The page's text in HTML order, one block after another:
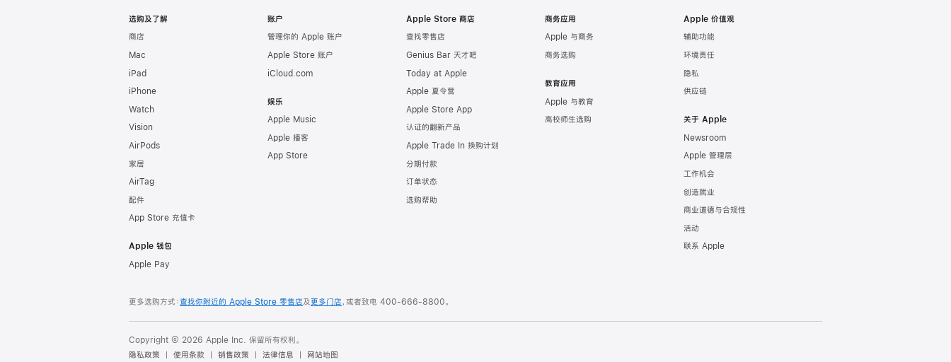
选购及了解
商店
Mac
iPad
iPhone
Watch
Vision
AirPods
家居
AirTag
配件
App Store 充值卡
Apple 钱包
Apple Pay
账户
管理你的 Apple 账户
Apple Store 账户
iCloud.com
娱乐
Apple Music
Apple 播客
App Store
Apple Store 商店
查找零售店
Genius Bar 天才吧
Today at Apple
Apple 夏令营
Apple Store App
认证的翻新产品
Apple Trade In 换购计划
分期付款
订单状态
选购帮助
商务应用
Apple 与商务
商务选购
教育应用
Apple 与教育
高校师生选购
Apple 价值观
辅助功能
环境责任
隐私
供应链
关于 Apple
Newsroom
Apple 管理层
工作机会
创造就业
商业道德与合规性
活动
联系 Apple
更多选购方式：查找你附近的 Apple Store 零售店及更多门店，或者致电 400-666-8800。
Copyright © 2026 Apple Inc. 保留所有权利。
隐私政策
使用条款 销售政策 法律信息 网站地图